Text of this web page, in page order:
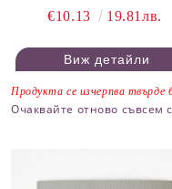
€10.13
19.81лв.
Виж детайли